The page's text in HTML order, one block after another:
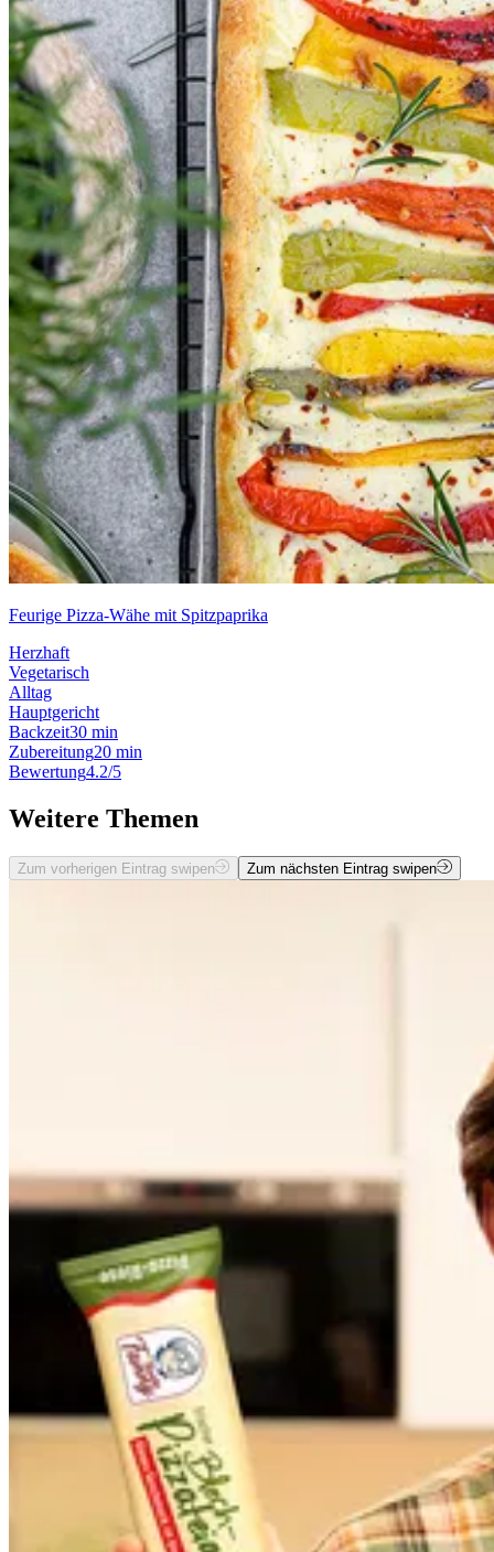
Feurige Pizza-Wähe mit Spitzpaprika
Herzhaft
Vegetarisch
Alltag
Hauptgericht
Backzeit30 min
Zubereitung20 min
Bewertung4.2/5
Weitere Themen
Zum vorherigen Eintrag swipen Zum nächsten Eintrag swipen